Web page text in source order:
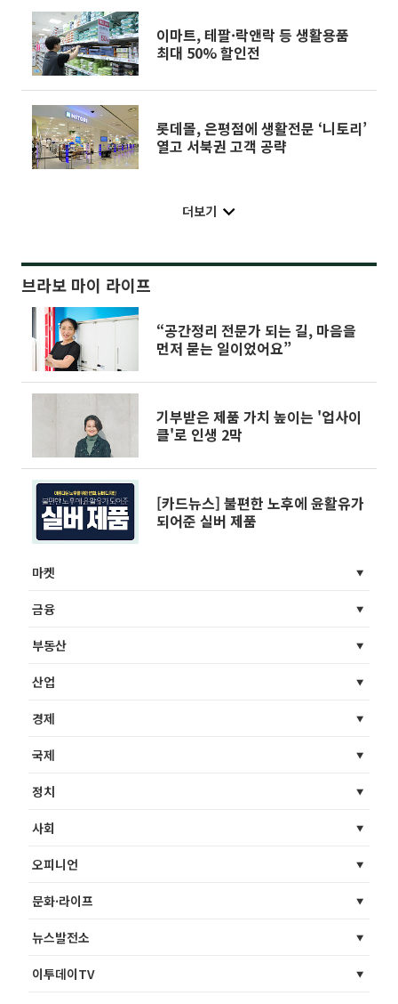
이마트, 테팔·락앤락 등 생활용품
최대 50% 할인전
롯데몰, 은평점에 생활전문 ‘니토리’
열고 서북권 고객 공략
더보기
브라보 마이 라이프
“공간정리 전문가 되는 길, 마음을
먼저 묻는 일이었어요”
기부받은 제품 가치 높이는 '업사이
클'로 인생 2막
[카드뉴스] 불편한 노후에 윤활유가
되어준 실버 제품
마켓
금융
부동산
산업
경제
국제
정치
사회
오피니언
문화·라이프
뉴스발전소
이투데이TV